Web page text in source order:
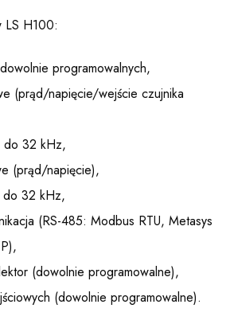
LS H100:
programowalnych,
(prąd/napięcie/wejście czujnika
do 32 kHz,
(prąd/napięcie),
do 32 kHz,
(RS-485: Modbus RTU, Metasys
(dowolnie programowalne),
(dowolnie programowalne).